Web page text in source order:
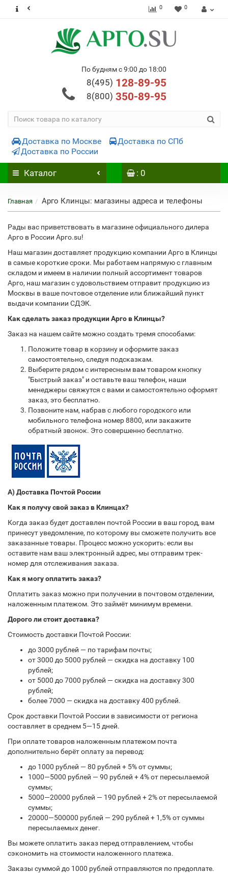
0 0
По будням с 9:00 до 18:00
8(495) 128-89-95
8(800) 350-89-95
Доставка по Москве
Доставка по СПб
Доставка по России
Каталог : 0
Главная Арго Клинцы: магазины адреса и телефоны
Рады вас приветствовать в магазине официального дилера
Арго в России Арго.su!
Наш магазин доставляет продукцию компании Арго в Клинцы
в самые короткие сроки. Мы работаем напрямую с главным
складом и имеем в наличии полный ассортимент товаров
Арго, наш магазин с удовольствием отправит продукцию из
Москвы в ваше почтовое отделение или ближайший пункт
выдачи компании СДЭК.
Как сделать заказ продукции Арго в Клинцы?
Заказ на нашем сайте можно создать тремя способами:
Положите товар в корзину и оформите заказ
самостоятельно, следуя подсказкам.
Выберите рядом с интересным вам товаром кнопку
"Быстрый заказ" и оставьте ваш телефон, наши
менеджеры свяжутся с вами и самостоятельно оформят
заказ, это бесплатно.
Позвоните нам, набрав с любого городского или
мобильного телефона номер 8800, или закажите
обратный звонок. Это совершенно бесплатно.
А) Доставка Почтой России
Как я получу свой заказ в Клинцах?
Когда заказ будет доставлен почтой России в ваш город, вам
принесут уведомление, по которому вы сможете получить все
заказанные товары. Процесс можно ускорить: если вы
оставите нам ваш электронный адрес, мы отправим трек-
номер для отслеживания заказа.
Как я могу оплатить заказ?
Оплатить заказ можно при получении в почтовом отделении,
наложенным платежом. Это займёт минимум времени.
Дорого ли стоит доставка?
Стоимость доставки Почтой России:
до 3000 рублей — по тарифам почты;
от 3000 до 5000 рублей — скидка на доставку 100
рублей;
от 5000 до 7000 рублей — скидка на доставку 300
рублей;
более 7000 — скидка на доставку 400 рублей.
Срок доставки Почтой России в зависимости от региона
составляет в среднем 5—15 дней.
При оплате товаров наложенным платежом почта
дополнительно берёт оплату за перевод:
до 1000 рублей — 80 рублей + 5% от суммы;
1000—5000 рублей — 90 рублей + 4% от пересылаемой
суммы;
5000—20000 рублей — 190 рублей + 2% от пересылаемой
суммы;
20000—500000 рублей — 290 рублей + 1,5% от суммы
пересылаемых денег.
Вы можете оплатить заказ перед отправлением, чтобы
сэкономить на стоимости наложенного платежа.
Заказы суммой до 1000 рублей отправляются по предоплате.